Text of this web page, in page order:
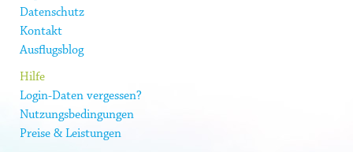
Datenschutz
Kontakt
Ausflugsblog
Hilfe
Login-Daten vergessen?
Nutzungsbedingungen
Preise & Leistungen